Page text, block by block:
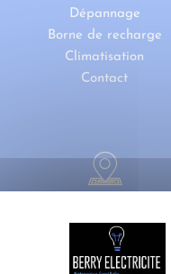
Dépannage
Borne de recharge
Climatisation
Contact